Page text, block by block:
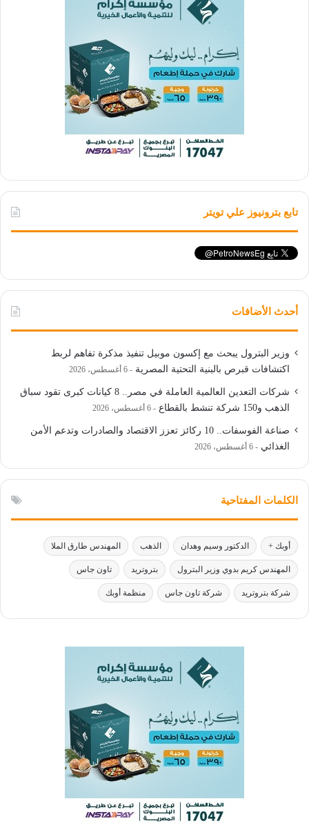
تابع بترونيوز علي تويتر
أحدث الأضافات
وزير البترول يبحث مع إكسون موبيل تنفيذ مذكرة تفاهم لربط
اكتشافات قبرص بالبنية التحتية المصرية
6 أغسطس، 2026
شركات التعدين العالمية العاملة في مصر.. 8 كيانات كبرى تقود سباق
الذهب و150 شركة تنشط بالقطاع
6 أغسطس، 2026
صناعة الفوسفات.. 10 ركائز تعزز الاقتصاد والصادرات وتدعم الأمن
الغذائي
6 أغسطس، 2026
الكلمات المفتاحية
أوبك + الدكتور وسيم وهدان الذهب المهندس طارق الملا
المهندس كريم بدوي وزير البترول بتروتريد تاون جاس
شركة بتروتريد شركة تاون جاس منظمة أوبك